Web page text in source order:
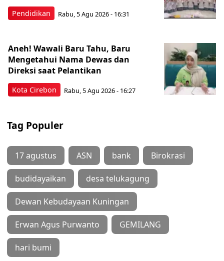
Pendidikan Rabu, 5 Agu 2026 - 16:31
Kota Cirebon
Aneh! Wawali Baru Tahu, Baru
Mengetahui Nama Dewas dan
Direksi saat Pelantikan
Rabu, 5 Agu 2026 - 16:27
Tag Populer
17 agustus ASN bank Birokrasi
budidayaikan desa telukagung
Dewan Kebudayaan Kuningan
Erwan Agus Purwanto GEMILANG
hari bumi